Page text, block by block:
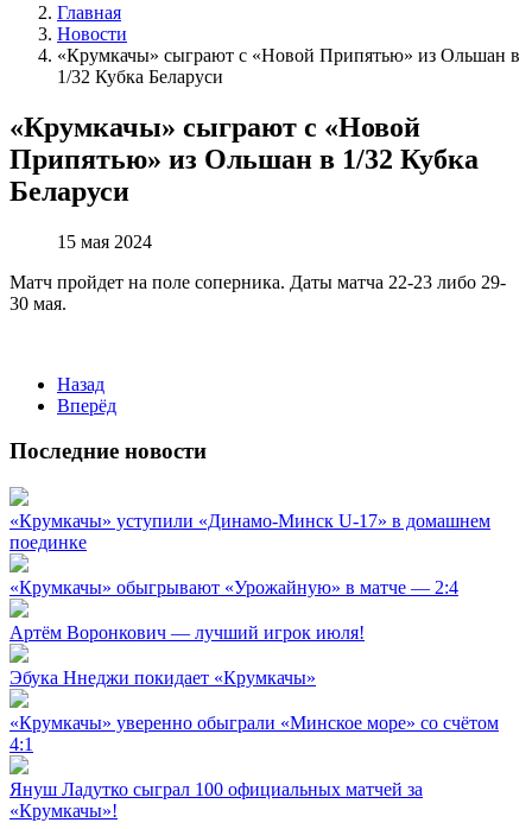
Главная
Новости
«Крумкачы» сыграют с «Новой Припятью» из Ольшан в
1/32 Кубка Беларуси
«Крумкачы» сыграют с «Новой
Припятью» из Ольшан в 1/32 Кубка
Беларуси
15 мая 2024
Матч пройдет на поле соперника. Даты матча 22-23 либо 29-
30 мая.
Назад
Вперёд
Последние новости
«Крумкачы» уступили «Динамо-Минск U-17» в домашнем
поединке
«Крумкачы» обыгрывают «Урожайную» в матче — 2:4
Артём Воронкович — лучший игрок июля!
Эбука Ннеджи покидает «Крумкачы»
«Крумкачы» уверенно обыграли «Минское море» со счётом
4:1
Януш Ладутко сыграл 100 официальных матчей за
«Крумкачы»!